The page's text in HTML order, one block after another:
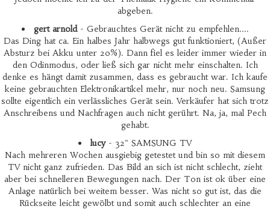
abgeben.
gert arnold- Gebrauchtes Gerät nicht zu empfehlen....
Das Ding hat ca. Ein halbes Jahr halbwegs gut funktioniert, (Außer
Absturz bei Akku unter 20%). Dann fiel es leider immer wieder in
den Odinmodus, oder ließ sich gar nicht mehr einschalten. Ich
denke es hängt damit zusammen, dass es gebraucht war. Ich kaufe
keine gebrauchten Elektronikartikel mehr, nur noch neu. Samsung
sollte eigentlich ein verlässliches Gerät sein. Verkäufer hat sich trotz
Anschreibens und Nachfragen auch nicht gerührt. Na, ja, mal Pech
gehabt.
lucy- 32" SAMSUNG TV
Nach mehreren Wochen ausgiebig getestet und bin so mit diesem
TV nicht ganz zufrieden. Das Bild an sich ist nicht schlecht, zieht
aber bei schnelleren Bewegungen nach. Der Ton ist ok über eine
Anlage natürlich bei weitem besser. Was nicht so gut ist, das die
Rückseite leicht gewölbt und somit auch schlechter an eine